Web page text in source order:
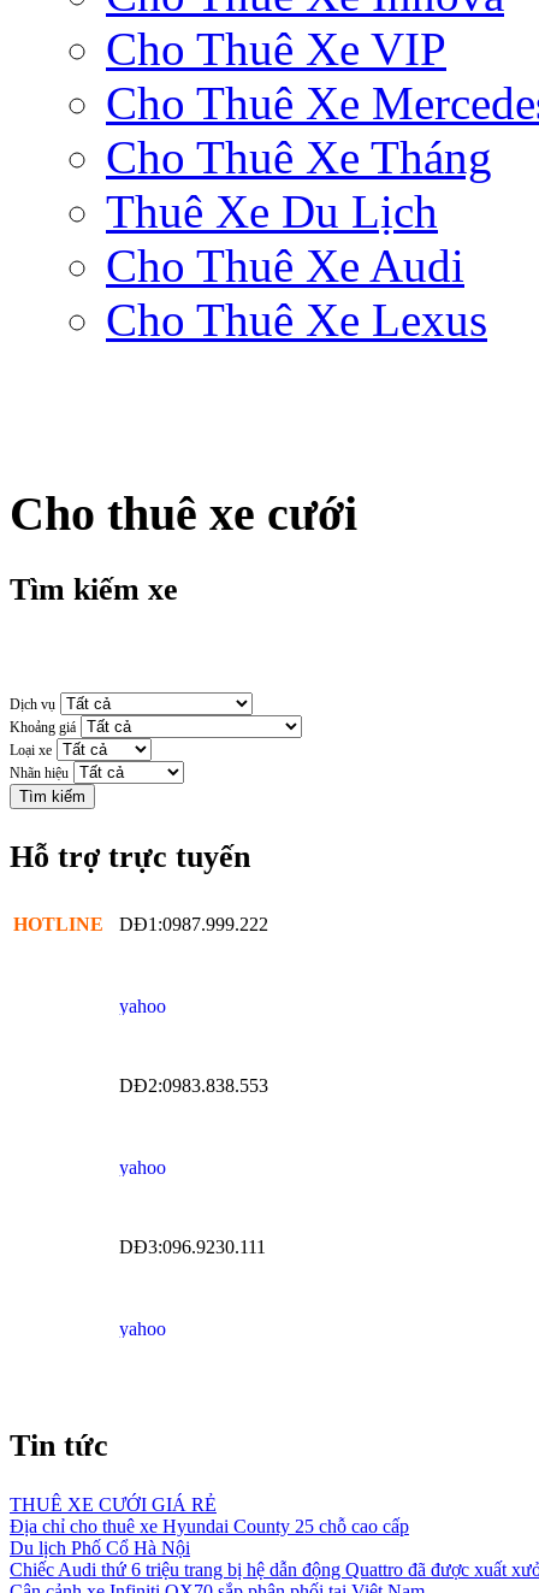
Cho Thuê Xe VIP
Cho Thuê Xe
Cho Thuê Xe Tháng
Thuê Xe Du Lịch
Cho Thuê Xe Audi
Cho Thuê Xe Lexus
Cho thuê xe cưới
Tìm kiếm xe
Dịch vụ
Khoảng giá
Loại xe
Nhãn hiệu
Hỗ trợ trực tuyến
HOTLINE DĐ1:0987.999.222
DĐ2:0983.838.553
DĐ3:096.9230.111
Tin tức
THUÊ XE CƯỚI GIÁ RẺ
Địa chỉ cho thuê xe Hyundai County 25 chỗ cao cấp
Du lịch Phố Cổ Hà Nội
Chiếc Audi thứ 6 triệu trang bị hệ dẫn động Quattro đã được xuất